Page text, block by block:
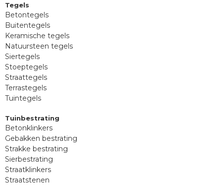
Tegels
Betontegels
Buitentegels
Keramische tegels
Natuursteen tegels
Siertegels
Stoeptegels
Straattegels
Terrastegels
Tuintegels
Tuinbestrating
Betonklinkers
Gebakken bestrating
Strakke bestrating
Sierbestrating
Straatklinkers
Straatstenen